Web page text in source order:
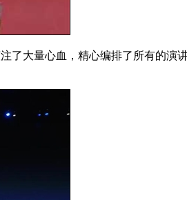
了大量心血，精心编排了所有的演